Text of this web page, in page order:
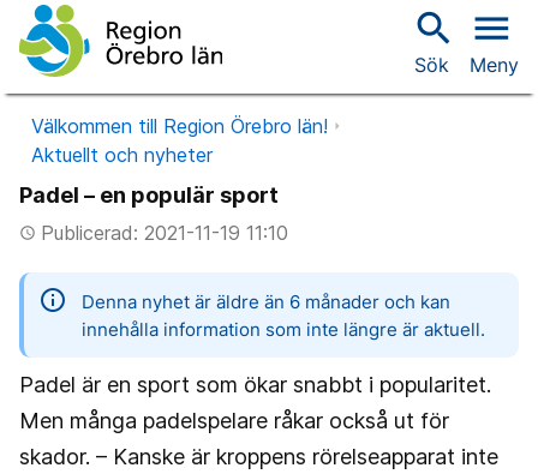
search
Sök
menu
Meny
Välkommen till Region Örebro län!
Aktuellt och nyheter
Padel – en populär sport
access_timePublicerad: 2021-11-19 11:10
information
Denna nyhet är äldre än 6 månader och kan
innehålla information som inte längre är aktuell.
Padel är en sport som ökar snabbt i popularitet.
Men många padelspelare råkar också ut för
skador. – Kanske är kroppens rörelseapparat inte